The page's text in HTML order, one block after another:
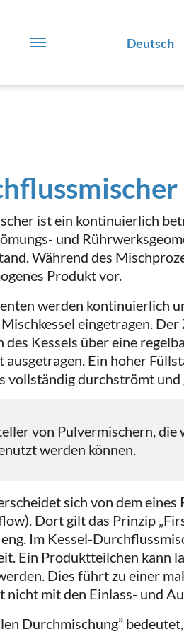
Deutsch
ist ein kontinuierlich
und
Während des
Produkt vor.
werden kontinuierlich
eingetragen.
des Kessels über eine
Ein hoher
vollständig durchströmt
von Pulvermischern, die
werden können.
sich von dem eines
Dort gilt das Prinzip
Im Kessel-
Ein Produktteilchen kann
Dies führt zu einer
nicht mit den Einlass- und
Durchmischung”